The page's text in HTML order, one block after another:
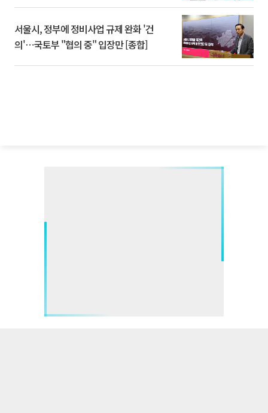
서울시, 정부에 정비사업 규제 완화 '건
의'⋯국토부 "협의 중" 입장만 [종합]